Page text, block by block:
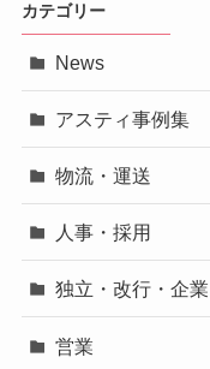
カテゴリー
News
アスティ事例集
物流・運送
人事・採用
独立・改行・企業
営業